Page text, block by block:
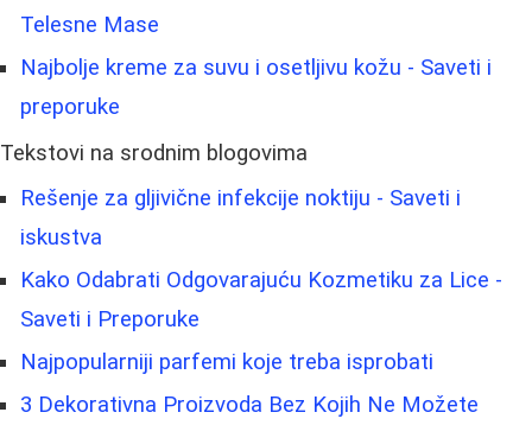
Telesne Mase
Najbolje kreme za suvu i osetljivu kožu - Saveti i
preporuke
Tekstovi na srodnim blogovima
Rešenje za gljivične infekcije noktiju - Saveti i
iskustva
Kako Odabrati Odgovarajuću Kozmetiku za Lice -
Saveti i Preporuke
Najpopularniji parfemi koje treba isprobati
3 Dekorativna Proizvoda Bez Kojih Ne Možete